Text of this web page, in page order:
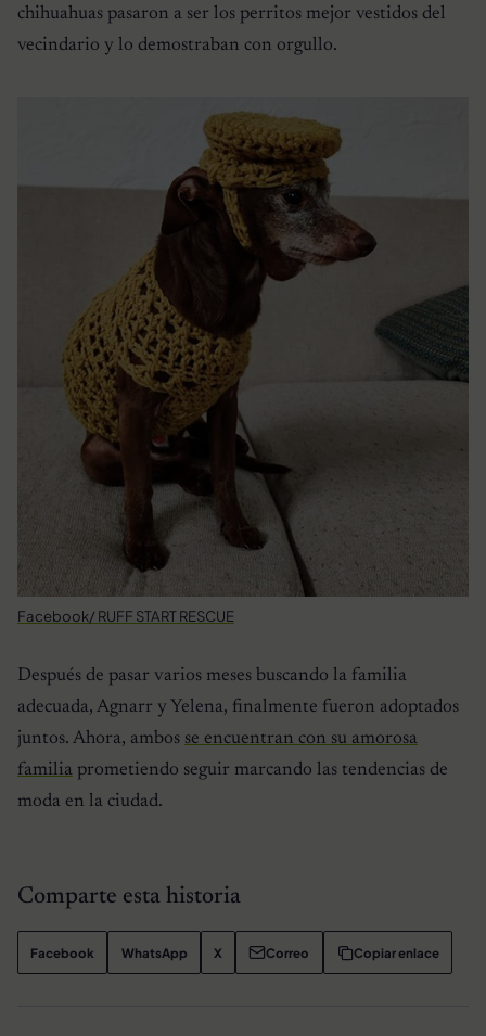
chihuahuas pasaron a ser los perritos mejor vestidos del
vecindario y lo demostraban con orgullo.
Facebook/ RUFF START RESCUE
Después de pasar varios meses buscando la familia
adecuada, Agnarr y Yelena, finalmente fueron adoptados
juntos. Ahora, ambos se encuentran con su amorosa
familia prometiendo seguir marcando las tendencias de
moda en la ciudad.
Comparte esta historia
Facebook WhatsApp X Correo Copiar enlace